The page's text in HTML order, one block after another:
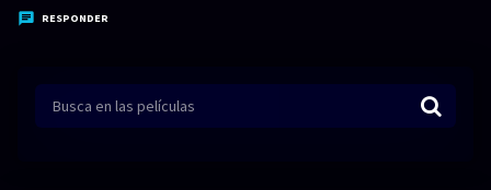
c
RESPONDER